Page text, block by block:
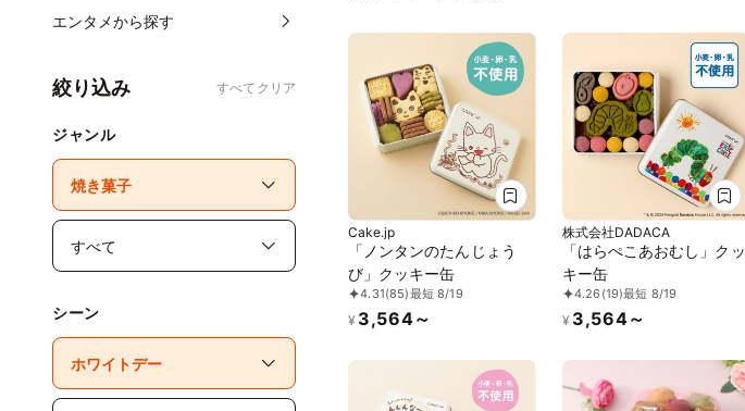
エンタメから探す
絞り込み すべてクリア
ジャンル
シーン
Cake.jp
「ノンタンのたんじょう
び」クッキー缶
4.31(85)最短 8/19
¥ 3,564～
株式会社DADACA
「はらぺこあおむし」クッ
キー缶
4.26 (19)最短 8/19
¥ 3,564～